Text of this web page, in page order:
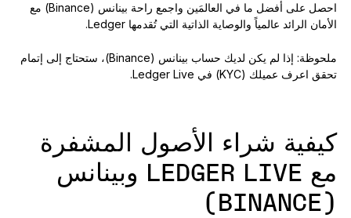
احصل على أفضل ما في العالمَين واجمع راحة بينانس (Binance) مع
الأمان الرائد عالمياً والوصاية الذاتية التي تُقدمها Ledger.
ملحوظة: إذا لم يكن لديك حساب بينانس (Binance)، ستحتاج إلى إتمام
تحقق اعرف عميلك (KYC) في Ledger Live.
كيفية شراء الأصول المشفرة
مع LEDGER LIVE وبينانس
(BINANCE)